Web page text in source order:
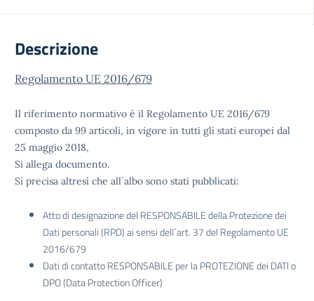
Descrizione
Regolamento UE 2016/679
Il riferimento normativo è il Regolamento UE 2016/679
composto da 99 articoli, in vigore in tutti gli stati europei dal
25 maggio 2018,
Si allega documento.
Si precisa altresì che all´albo sono stati pubblicati:
Atto di designazione del RESPONSABILE della Protezione dei
Dati personali (RPD) ai sensi dell´art. 37 del Regolamento UE
2016/679
Dati di contatto RESPONSABILE per la PROTEZIONE dei DATI o
DPO (Data Protection Officer)